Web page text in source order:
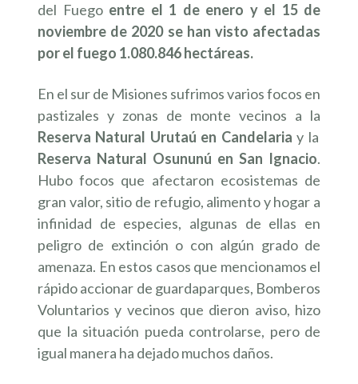
del Fuego entre el 1 de enero y el 15 de
noviembre de 2020 se han visto afectadas
por el fuego 1.080.846 hectáreas.
En el sur de Misiones sufrimos varios focos en
pastizales y zonas de monte vecinos a la
Reserva Natural Urutaú en Candelaria y la
Reserva Natural Osununú en San Ignacio.
Hubo focos que afectaron ecosistemas de
gran valor, sitio de refugio, alimento y hogar a
infinidad de especies, algunas de ellas en
peligro de extinción o con algún grado de
amenaza. En estos casos que mencionamos el
rápido accionar de guardaparques, Bomberos
Voluntarios y vecinos que dieron aviso, hizo
que la situación pueda controlarse, pero de
igual manera ha dejado muchos daños.